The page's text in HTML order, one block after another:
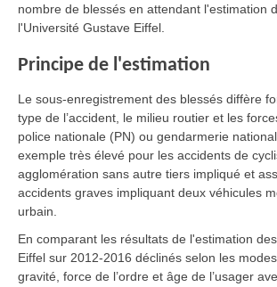
nombre de blessés en attendant l'estimation
l'Université Gustave Eiffel.
Principe de l'estimation
Le sous-enregistrement des blessés diffère
type de l’accident, le milieu routier et les
police nationale (PN) ou gendarmerie
exemple très élevé pour les accidents de
agglomération sans autre tiers impliqué et
accidents graves impliquant deux véhicules
urbain.
En comparant les résultats de l'estimation
Eiffel sur 2012-2016 déclinés selon les
gravité, force de l’ordre et âge de l’usager